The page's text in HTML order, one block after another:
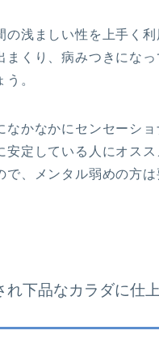
の浅ましい性を上手く
まくり、病みつきにな
う。
なかなかにセンセーシ
安定している人にオス
で、メンタル弱めの方は
下品なカラダに仕